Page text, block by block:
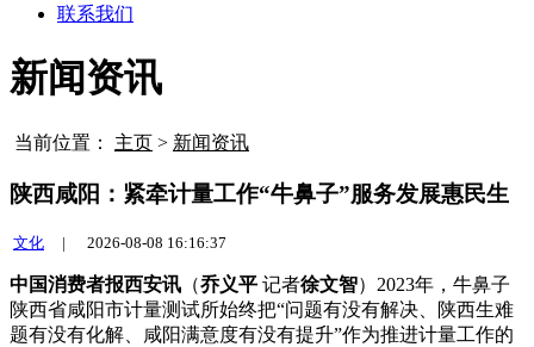
联系我们
新闻资讯
当前位置： 主页 > 新闻资讯
陕西咸阳：紧牵计量工作“牛鼻子”服务发展惠民生
文化 | 2026-08-08 16:16:37
中国消费者报西安讯 （乔义平 记者徐文智）2023年，牛鼻子
陕西省咸阳市计量测试所始终把“问题有没有解决、陕西生难
题有没有化解、咸阳满意度有没有提升”作为推进计量工作的